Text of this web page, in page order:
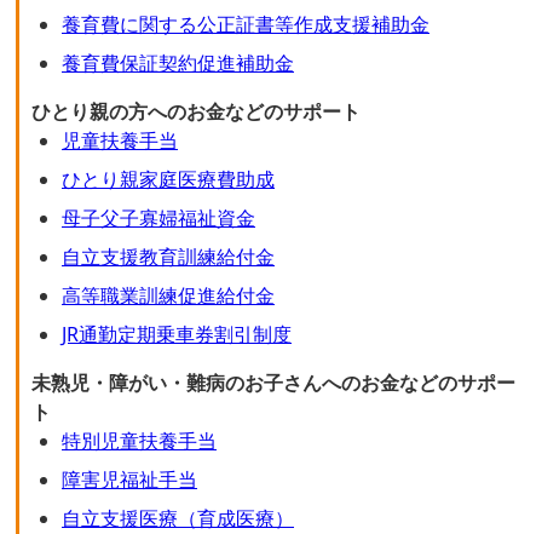
養育費に関する公正証書等作成支援補助金
養育費保証契約促進補助金
ひとり親の方へのお金などのサポート
児童扶養手当
ひとり親家庭医療費助成
母子父子寡婦福祉資金
自立支援教育訓練給付金
高等職業訓練促進給付金
JR通勤定期乗車券割引制度
未熟児・障がい・難病のお子さんへのお金などのサポー
ト
特別児童扶養手当
障害児福祉手当
自立支援医療（育成医療）